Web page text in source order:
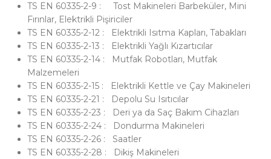
TS EN 60335-2-9 : Tost Makineleri Barbeküler, Mini
Fırınlar, Elektrikli Pişiriciler
TS EN 60335-2-12 : Elektrikli Isıtma Kapları, Tabakları
TS EN 60335-2-13 : Elektrikli Yağlı Kızartıcılar
TS EN 60335-2-14 : Mutfak Robotları, Mutfak
Malzemeleri
TS EN 60335-2-15 : Elektrikli Kettle ve Çay Makineleri
TS EN 60335-2-21 : Depolu Su Isıtıcılar
TS EN 60335-2-23 : Deri ya da Saç Bakım Cihazları
TS EN 60335-2-24 : Dondurma Makineleri
TS EN 60335-2-26 : Saatler
TS EN 60335-2-28 : Dikiş Makineleri